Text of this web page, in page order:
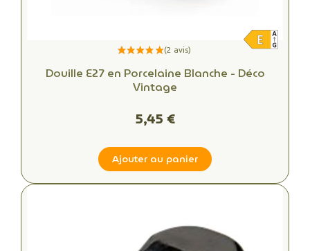
Douille E27 en Porcelaine Blanche - Déco
Vintage
5,45 €
Ajouter au panier